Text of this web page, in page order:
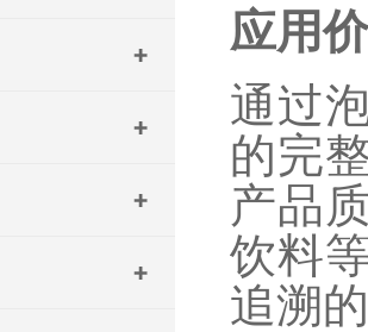
应用
通过
的完
产品
饮料
追溯